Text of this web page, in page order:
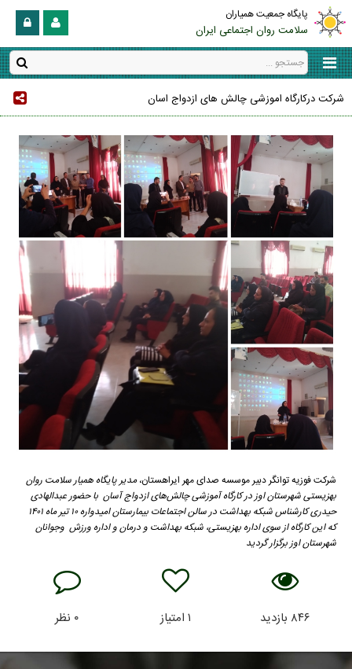
پایگاه جمعیت همیاران
سلامت روان اجتماعی ایران
شرکت درکارگاه اموزشی چالش های ازدواج اسان
شرکت فوزیه توانگر دبیر موسسه صدای مهر ایراهستان،مدیر پایگاه همیار سلامت روان
بهزیستی شهرستان اوز در کارگاه آموزشی چالش‌های ازدواج آسان با حضور عبدالهادی
که این کارگاه از سوی اداره بهزیستی، شبکه بهداشت و درمان و اداره ورزش وجوانان
شهرستان اوز برگزار گردید
۸۴۶ بازدید ۱امتیاز ۰ نظر